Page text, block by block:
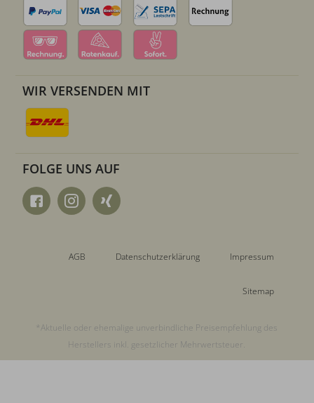
WIR VERSENDEN MIT
FOLGE UNS AUF
AGB Datenschutzerklärung Impressum
Sitemap
*Aktuelle oder ehemalige unverbindliche Preisempfehlung des
Herstellers inkl. gesetzlicher Mehrwertsteuer.